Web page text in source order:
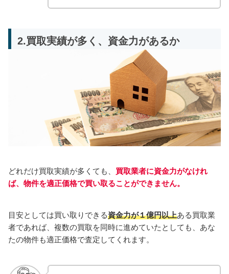
2.買取実績が多く、資金力があるか
どれだけ買取実績が多くても、 買取業者に資金力がなけれ
ば、物件を適正価格で買い取ることができません。
目安としては買い取りできる資金力が１億円以上ある買取業
者であれば、複数の買取を同時に進めていたとしても、あな
たの物件も適正価格で査定してくれます。